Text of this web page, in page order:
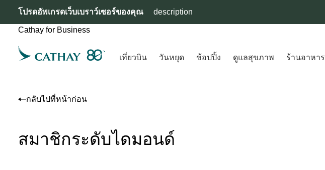
โปรดอัพเกรดเว็บเบราว์เซอร์ของคุณ description
Cathay for Business
เที่ยวบิน วันหยุด ช้อปปิ้ง ดูแลสุขภาพ ร้านอาหาร
กลับไปที่หน้าก่อน
สมาชิกระดับไดมอนด์